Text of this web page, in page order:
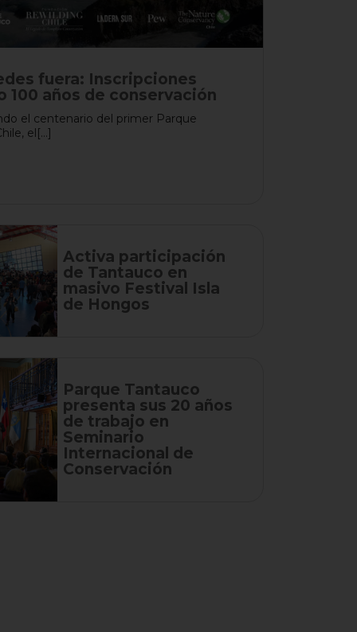
fuera: Inscripciones
100 años de conservación
el centenario del primer Parque
el[...]
Activa participación
de Tantauco en
masivo Festival Isla
de Hongos
Parque Tantauco
presenta sus 20 años
de trabajo en
Seminario
Internacional de
Conservación